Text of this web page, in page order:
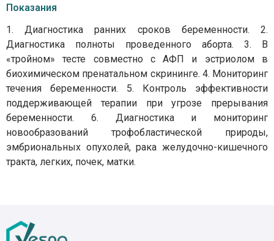
Показания
1. Диагностика ранних сроков беременности. 2.
Диагностика полноты проведенного аборта. 3. В
«тройном» тесте совместно с АФП и эстриолом в
биохимическом пренатальном скрининге. 4. Мониторинг
течения беременности. 5. Контроль эффективности
поддерживающей терапии при угрозе прерывания
беременности. 6. Диагностика и мониторинг
новообразований трофобластической природы,
эмбриональных опухолей, рака желудочно-кишечного
тракта, легких, почек, матки.